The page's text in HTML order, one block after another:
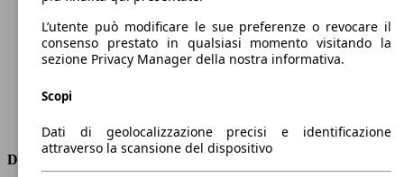
Coppia
198 nm
Cilindrata
1995 ccm
Carburante
Benzina
Trasmissione
Dimensioni
L’utente può modificare le sue preferenze o revocare il
consenso prestato in qualsiasi momento visitando la
sezione Privacy Manager della nostra informativa.
Scopi
Dati di geolocalizzazione precisi e identificazione
attraverso la scansione del dispositivo